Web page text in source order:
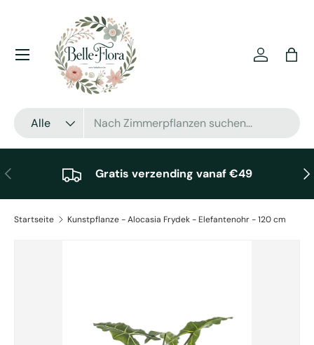
Direkt zum Inhalt
Suchen
Art
Alle
Einloggen
Menü
Vorherige Gratis verzending vanaf €49
Startseite Kunstpflanze - Alocasia Frydek - Elefantenohr - 120 cm